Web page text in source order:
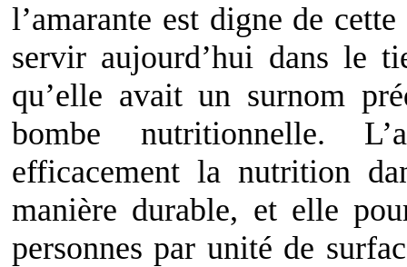
l’amarante est digne de
servir aujourd’hui dans le
qu’elle avait un surnom
bombe nutritionnelle.
efficacement la nutrition
manière durable, et elle
personnes par unité de